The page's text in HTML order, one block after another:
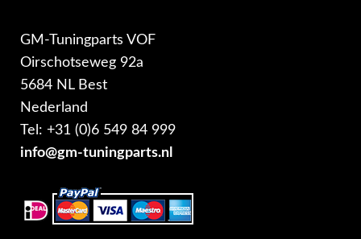
GM-Tuningparts VOF
Oirschotseweg 92a
5684 NL Best
Nederland
Tel: +31 (0)6 549 84 999
info@gm-tuningparts.nl